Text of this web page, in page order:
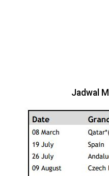
Jadwal